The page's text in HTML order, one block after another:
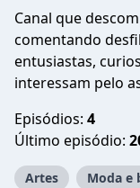
Canal que
comentando
entusiastas,
interessam pelo
Episódios: 4
Último episódio:
Artes Moda e